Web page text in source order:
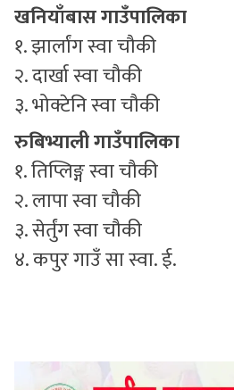
खनियाँबास गाउँपालिका
१. झार्लांग स्वा चौकी
२. दार्खा स्वा चौकी
३. भोक्टेनि स्वा चौकी
रुबिभ्याली गाउँपालिका
१. तिप्लिङ्ग स्वा चौकी
२. लापा स्वा चौकी
३. सेर्तुंग स्वा चौकी
४. कपुर गाउँ सा स्वा. ई.